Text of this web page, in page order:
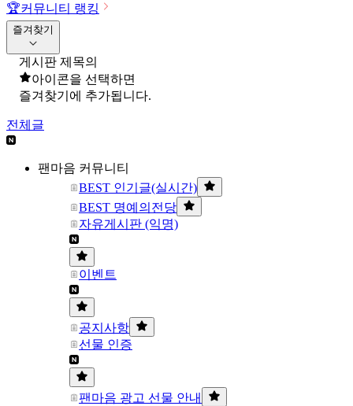
🏆커뮤니티 랭킹
즐겨찾기
게시판 제목의
아이콘을 선택하면
즐겨찾기에 추가됩니다.
전체글
팬마음 커뮤니티
BEST 인기글(실시간)
BEST 명예의전당
자유게시판 (익명)
이벤트
공지사항
선물 인증
팬마음 광고 선물 안내